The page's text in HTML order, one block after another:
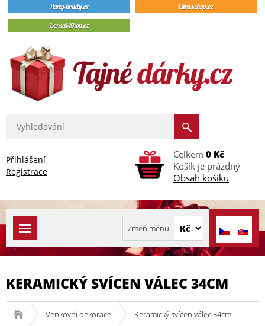
Přihlášení
Registrace
Celkem 0 Kč
Košík je prázdný
Obsah košíku
KERAMICKÝ SVÍCEN VÁLEC 34CM
Venkovní dekorace Keramický svícen válec 34cm